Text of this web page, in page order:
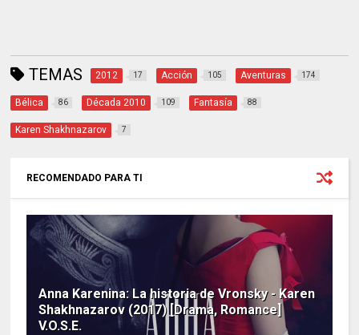
TEMAS 2012 17 Acción 105 Aventuras 174
Bélica 86 Década 2010 109 Fantasía 88
Karen Shakhnazarov 7
RECOMENDADO PARA TI
Anna Karenina: La historia de Vronsky - Karen
Shakhnazarov (2017) [Drama, Romance]
V.O.S.E.